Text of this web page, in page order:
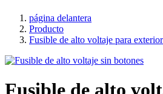
página delantera
Producto
Fusible de alto voltaje para